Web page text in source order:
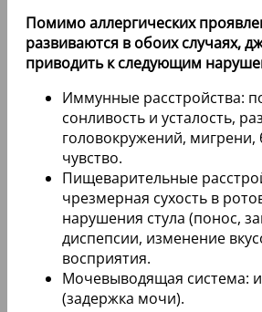
Помимо аллергических
развиваются в обоих случаях,
приводить к следующим
Иммунные расстройства:
сонливость и усталость,
головокружений, мигрени,
чувство.
Пищеварительные
чрезмерная сухость в
нарушения стула (понос,
диспепсии, изменение
восприятия.
Мочевыводящая система:
(задержка мочи).